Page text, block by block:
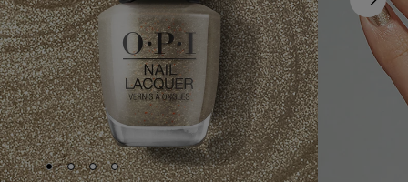
Skip to slide1
Skip to slide2
Skip to slide3
Skip to slide4